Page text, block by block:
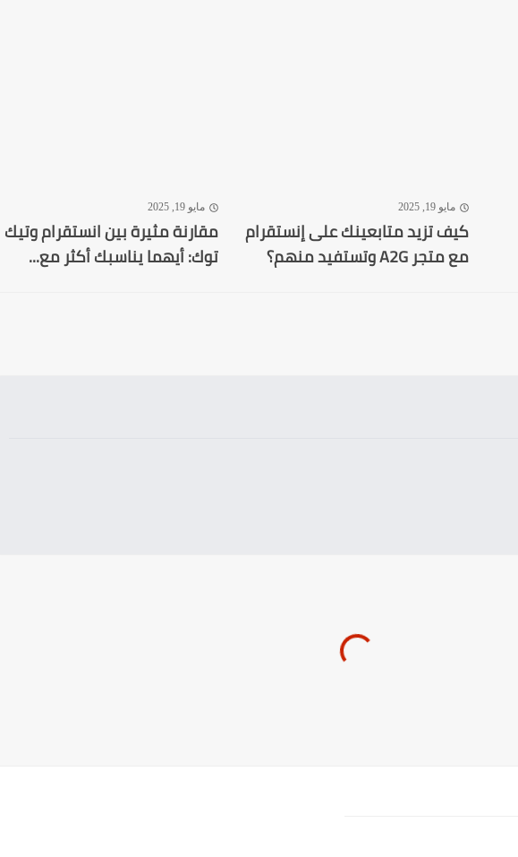
مايو 19, 2025
كيف تزيد متابعينك على إنستقرام
مع متجر A2G وتستفيد منهم؟
مايو 19, 2025
مقارنة مثيرة بين انستقرام وتيك
توك: أيهما يناسبك أكثر مع...